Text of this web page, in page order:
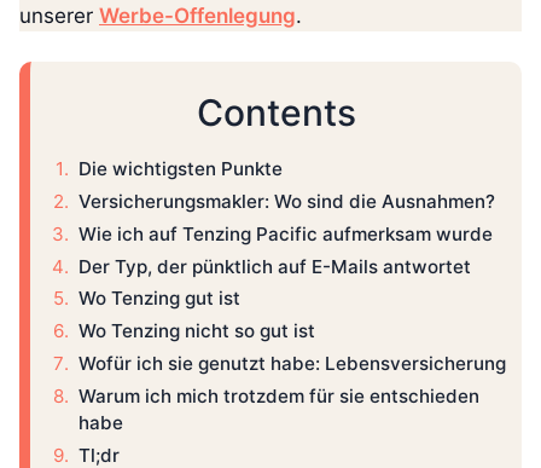
unserer Werbe-Offenlegung.
Contents
Die wichtigsten Punkte
Versicherungsmakler: Wo sind die Ausnahmen?
Wie ich auf Tenzing Pacific aufmerksam wurde
Der Typ, der pünktlich auf E-Mails antwortet
Wo Tenzing gut ist
Wo Tenzing nicht so gut ist
Wofür ich sie genutzt habe: Lebensversicherung
Warum ich mich trotzdem für sie entschieden
habe
Tl;dr